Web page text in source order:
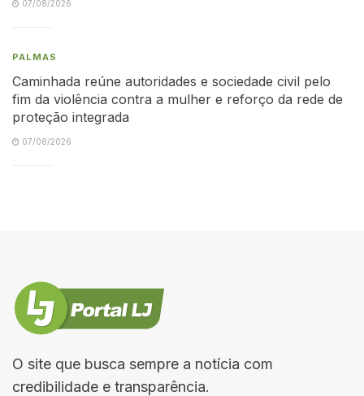
07/08/2026
PALMAS
Caminhada reúne autoridades e sociedade civil pelo
fim da violência contra a mulher e reforço da rede de
proteção integrada
07/08/2026
O site que busca sempre a notícia com
credibilidade e transparência.